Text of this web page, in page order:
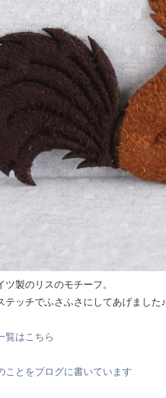
ツ製のリスのモチーフ。
テッチでふさふさにしてあげました♪
覧はこちら
ことをブログに書いています